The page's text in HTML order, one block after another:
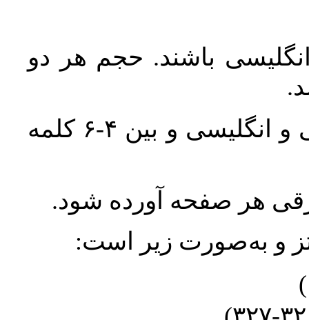
باشند. حجم هر دو
واژگان کلیدی بلافاصله پس از چکیده فارسی و انگلیسی و بین ۴-۶ کلمه
هر صفحه آورده شود.
و به‌صورت زیر است: